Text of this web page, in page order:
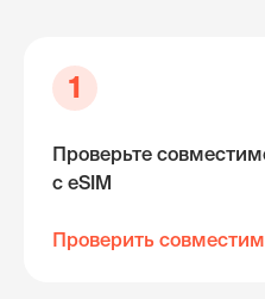
1
Проверьте
с eSIM
Проверить